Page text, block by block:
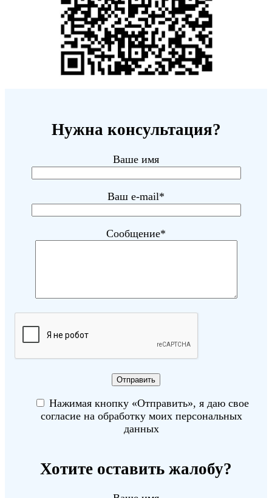
Нужна консультация?
Ваше имя
Ваш e-mail*
Сообщение*
Нажимая кнопку «Отправить», я даю свое
согласие на обработку моих персональных
данных
Хотите оставить жалобу?